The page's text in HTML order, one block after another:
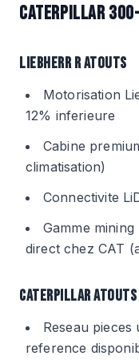
CATERPILLAR
LIEBHERR R ATOUTS
Motorisation
12% inferieure
Cabine
climatisation)
Connectivite
Gamme
direct chez CAT
CATERPILLAR ATOUTS
Reseau
reference